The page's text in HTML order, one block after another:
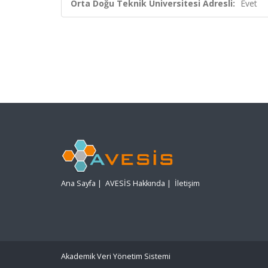
Orta Doğu Teknik Üniversitesi Adresli: Evet
Ana Sayfa | AVESİS Hakkında | İletişim
Akademik Veri Yönetim Sistemi